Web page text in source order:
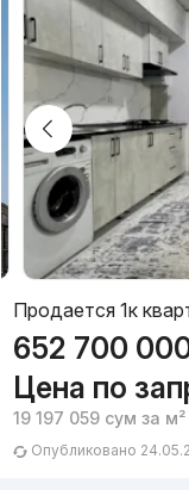
Продается 1к
652 700
Цена по
19 197 059 сум за м²
Опубликовано